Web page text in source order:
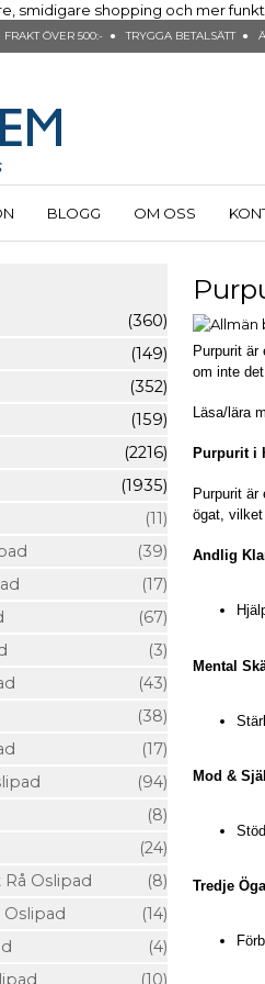
smidigare shopping och mer
ÖVER 500:- ● TRYGGA BETALSÄTT ●
BLOGG OM OSS
(360)
(149)
(352)
(159)
(2216)
(1935)
(11)
(39)
(17)
(67)
(3)
(43)
(38)
(17)
(94)
(8)
(24)
Oslipad
(8)
(14)
(4)
(10)
Purpurit
om inte
Läsa/lära
Purpurit i
Purpurit
ögat,
Andlig
Mental
Mod &
Tredje